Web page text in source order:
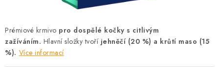
HODNOCENÍ OBCHODU
DOPRAVA PO OSTRAVĚ, HLUČÍNĚ A OKOLÍ
Prémiové krmivo pro dospělé kočky s citlivým
zažíváním. Hlavní složky tvoří jehněčí (20 %) a krůtí maso (15
%). Více informací